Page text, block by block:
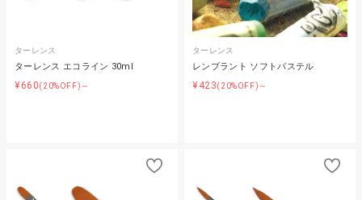
ターレンス
ターレンス エコライン 30ml
¥660(20%OFF)～
ターレンス
レンブラント ソフトパステル
¥423(20%OFF)～